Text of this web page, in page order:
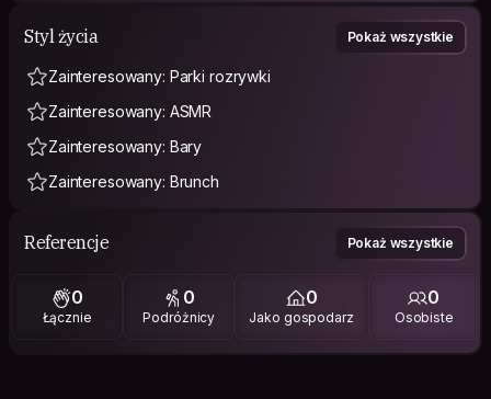
Styl życia Pokaż wszystkie
Zainteresowany: Parki rozrywki
Zainteresowany: ASMR
Zainteresowany: Bary
Zainteresowany: Brunch
Referencje Pokaż wszystkie
0
Łącznie
0
Podróżnicy
0
Jako gospodarz
0
Osobiste